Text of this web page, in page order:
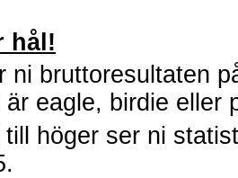
hål!
ni bruttoresultaten
är eagle, birdie eller
till höger ser ni